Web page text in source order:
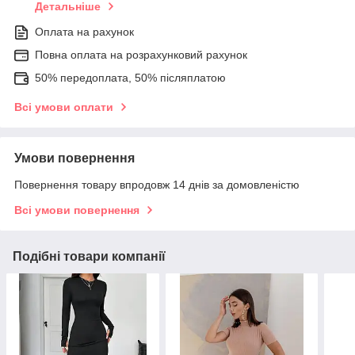
Детальніше
Оплата на рахунок
Повна оплата на розрахунковий рахунок
50% передоплата, 50% післяплатою
Всі умови оплати
Умови повернення
Повернення товару впродовж 14 днів за домовленістю
Всі умови повернення
Подібні товари компанії